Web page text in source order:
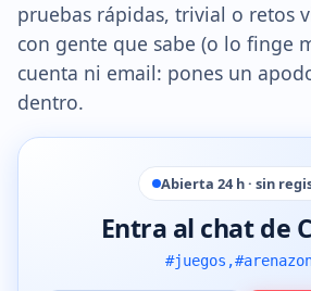
pruebas rápidas, trivial o retos
con gente que sabe (o lo finge
cuenta ni email: pones un
dentro.
Abierta 24 h · sin
Entra al chat de